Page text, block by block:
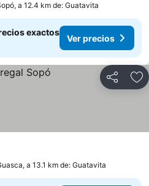
a 12.4 km de: Guatavita
exactos
Ver precios
Compartir
a 13.1 km de: Guatavita